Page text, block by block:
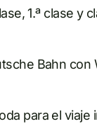
1.ª clase y
Bahn con
para el viaje